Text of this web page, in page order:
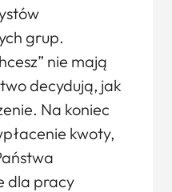
grup.
nie mają
decydują, jak
Na koniec
kwoty,
dla pracy